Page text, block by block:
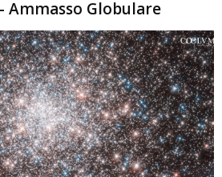
Ammasso Globulare